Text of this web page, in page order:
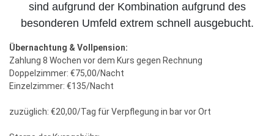
sind aufgrund der Kombination aufgrund des
besonderen Umfeld extrem schnell ausgebucht.
Übernachtung & Vollpension:
Zahlung 8 Wochen vor dem Kurs gegen Rechnung
Doppelzimmer: €75,00/Nacht
Einzelzimmer: €135/Nacht
zuzüglich: €20,00/Tag für Verpflegung in bar vor Ort